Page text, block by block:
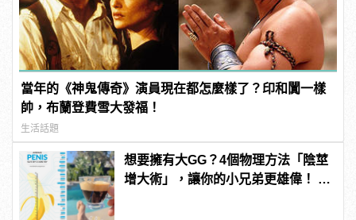
當年的《神鬼傳奇》演員現在都怎麼樣了？印和闐一樣
帥，布蘭登費雪大發福！
生活話題
想要擁有大GG？4個物理方法「陰莖
增大術」，讓你的小兄弟更雄偉！ |